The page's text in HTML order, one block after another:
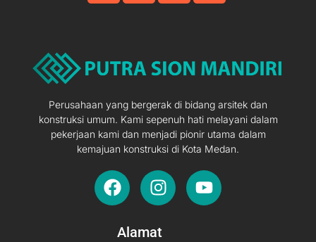
Perusahaan yang bergerak di bidang arsitek dan
konstruksi umum. Kami sepenuh hati melayani dalam
pekerjaan kami dan menjadi pionir utama dalam
kemajuan konstruksi di Kota Medan.
F
a
e
I
n
t
Y
o
Alamat